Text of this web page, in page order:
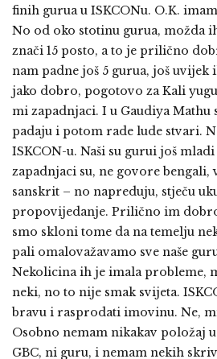
finih gurua u ISKCONu. O.K.
No od oko stotinu gurua, možda
znači 15 posto, a to je prilično
nam padne još 5 gurua, još uvijek
jako dobro, pogotovo za Kali
mi zapadnjaci. I u Gaudiya Mathu
padaju i potom rade lude stvari.
ISKCON-u. Naši su gurui još
zapadnjaci su, ne govore bengali,
sanskrit – no napreduju, stječu
propovijedanje. Prilično im
smo skloni tome da na temelju
pali omalovažavamo sve naše
Nekolicina ih je imala probleme,
neki, no to nije smak svijeta.
bravu i rasprodati imovinu. Ne,
Osobno nemam nikakav položaj
GBC, ni guru, i nemam nekih